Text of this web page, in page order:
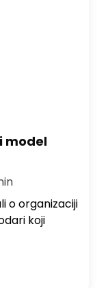
model
o organizaciji
koji